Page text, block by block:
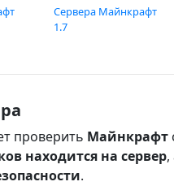
Сервера Майнкрафт
1.7
проверить Майнкрафт
находится на сервер
.